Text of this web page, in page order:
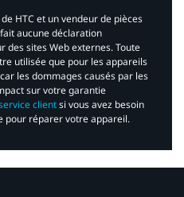
HTC et un vendeur de pièces
aucune déclaration
des sites Web externes. Toute
utilisée que pour les appareils
les dommages causés par les
sur votre garantie
clientsi vous avez besoin
pour réparer votre appareil.​